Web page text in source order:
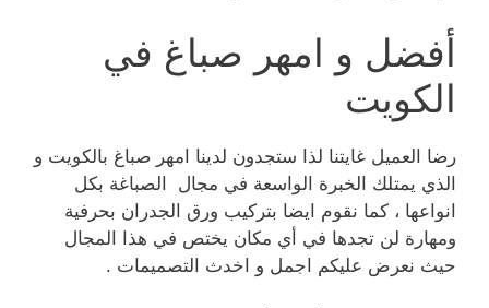
أفضل و امهر صباغ في
الكويت
رضا العميل غايتنا لذا ستجدون لدينا امهر صباغ بالكويت و
الذي يمتلك الخبرة الواسعة في مجال الصباغة بكل
انواعها ، كما نقوم ايضا بتركيب ورق الجدران بحرفية
ومهارة لن تجدها في أي مكان يختص في هذا المجال
حيث نعرض عليكم اجمل و اخدث التصميمات .